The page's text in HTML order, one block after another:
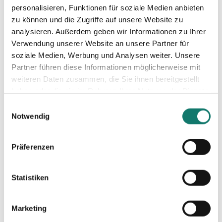
personalisieren, Funktionen für soziale Medien anbieten
zu können und die Zugriffe auf unsere Website zu
analysieren. Außerdem geben wir Informationen zu Ihrer
Verwendung unserer Website an unsere Partner für
soziale Medien, Werbung und Analysen weiter. Unsere
Partner führen diese Informationen möglicherweise mit
weiteren Daten zusammen, die Sie ihnen bereitgestellt
Notwendig
Präferenzen
Statistiken
Marketing
sicherzustellen, werden regelmäßige Kontrollen
und Abnahmen durchgeführt.
Entwurfskonzept
Fachplanung
Qualitätssicherung
KONTAKTIEREN SIE UNS